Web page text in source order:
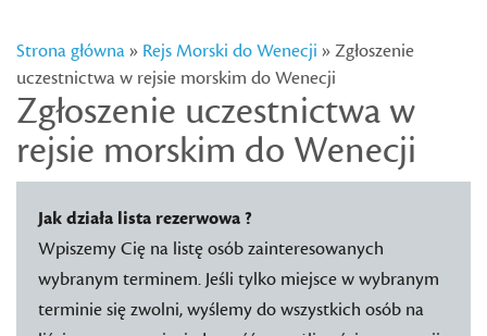
Strona główna» Rejs Morski do Wenecji » Zgłoszenie
uczestnictwa w rejsie morskim do Wenecji
Zgłoszenie uczestnictwa w
rejsie morskim do Wenecji
Jak działa lista rezerwowa ?
Wpiszemy Cię na listę osób zainteresowanych
wybranym terminem. Jeśli tylko miejsce w wybranym
terminie się zwolni, wyślemy do wszystkich osób na